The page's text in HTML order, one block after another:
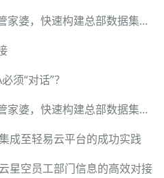
多经销商ERP对接金蝶用友管家婆，快速构建总部数据集成中台
须“对话”？
多经销商ERP对接金蝶用友管家婆，快速构建总部数据集成中台
成至轻易云平台的成功实践
星空员工部门信息的高效对接